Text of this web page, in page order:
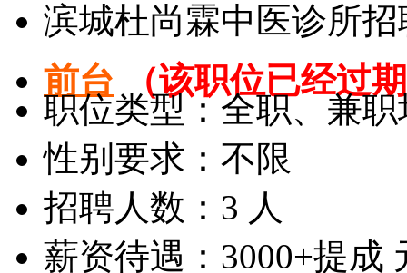
滨城杜尚霖中医诊所
前台
（该职位已经过
职位类型：全职、兼职
性别要求：不限
招聘人数：3 人
薪资待遇：3000+提成